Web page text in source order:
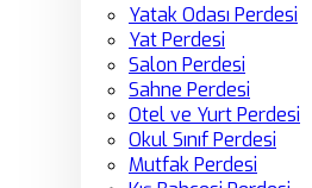
Yatak Odası Perdesi
Yat Perdesi
Salon Perdesi
Sahne Perdesi
Otel ve Yurt Perdesi
Okul Sınıf Perdesi
Mutfak Perdesi